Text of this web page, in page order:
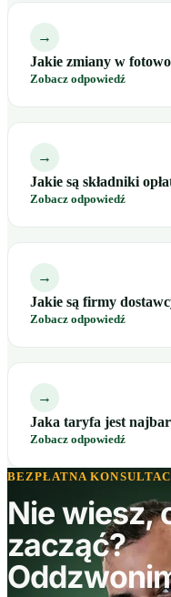
→
Jakie zmiany w
Zobacz odpowiedź
→
Jakie są składniki
Zobacz odpowiedź
→
Jakie są firmy
Zobacz odpowiedź
→
Jaka taryfa jest
Zobacz odpowiedź
BEZPŁATNA
Nie wiesz,
zacząć?